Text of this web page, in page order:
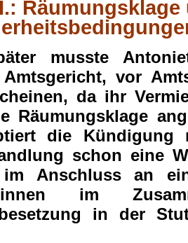
Räumungsklage
musste
vor
da ihr
Räumungsklage
die Kündigung
schon eine
Anschluss an
innen im
in der